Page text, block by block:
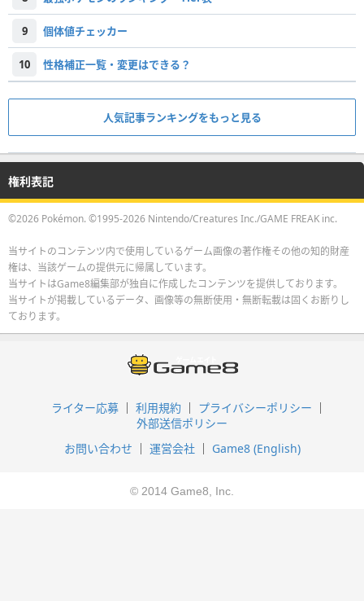
9 個体値チェッカー
10 性格補正一覧・変更はできる？
人気記事ランキングをもっと見る
権利表記
©2026 Pokémon. ©1995-2026 Nintendo/Creatures Inc./GAME FREAK inc.
当サイトのコンテンツ内で使用しているゲーム画像の著作権その他の知的財産
権は、当該ゲームの提供元に帰属しています。
当サイトはGame8編集部が独自に作成したコンテンツを提供しております。
当サイトが掲載しているデータ、画像等の無断使用・無断転載は固くお断りし
ております。
ライター応募 利用規約
プライバシーポリシー
外部送信ポリシー
お問い合わせ
運営会社 Game8 (English)
© 2014 Game8, Inc.